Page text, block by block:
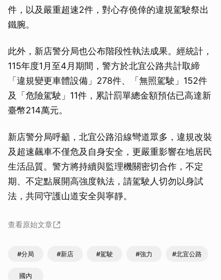
件，以及嚴重超速2件，對心存僥倖的違規駕駛祭出
鐵腕。
此外，新店警分局也公布階段性執法成果。經統計，
115年度1月至4月期間，警方於北宜公路共計取締
「違規變更車體設備」278件、「無照駕駛」152件
及「危險駕駛」11件，累計罰單總金額預估已高達新
臺幣214萬元。
新店警分局呼籲，北宜公路沿線彎道眾多，違規改裝
及超速飆車不僅危及自身安全，更嚴重影響在地居民
生活品質。警方將持續與監理機關密切合作，不定
期、不定點展開高強度執法，請駕駛人切勿以身試
法，共同守護山道安全與寧靜。
查看原始文章
#分局 #新店 #駕駛 #強力 #北宜公路
國內